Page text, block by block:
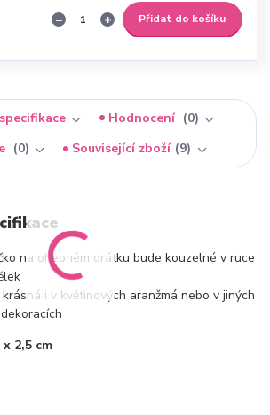
Přidat do košíku
Hodnocení
0
0 Související zboží 9
na ohebném drátku bude kouzelné v ruce
i v květinových aranžmá nebo v jiných
x 2,5 cm